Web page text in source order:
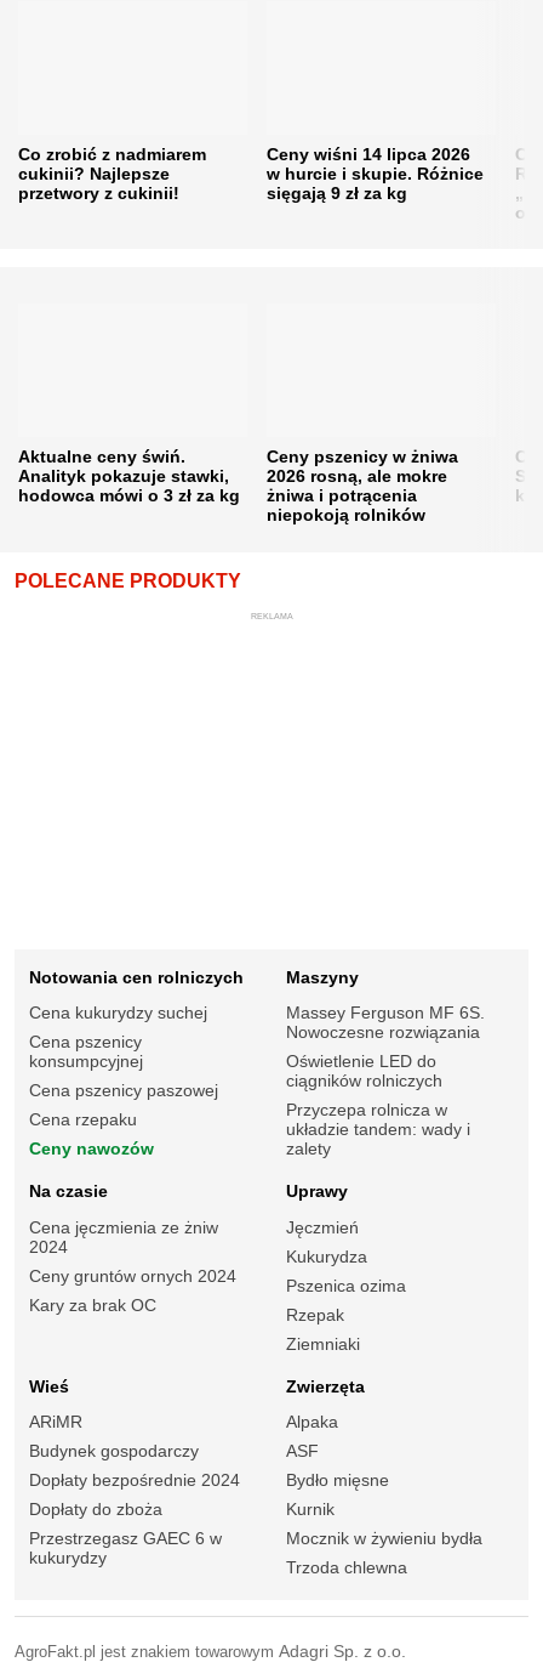
Co zrobić z nadmiarem
cukinii? Najlepsze
przetwory z cukinii!
Ceny wiśni 14 lipca 2026
w hurcie i skupie. Różnice
sięgają 9 zł za kg
Aktualne ceny świń.
Analityk pokazuje stawki,
hodowca mówi o 3 zł za kg
Ceny pszenicy w żniwa
2026 rosną, ale mokre
żniwa i potrącenia
niepokoją rolników
POLECANE PRODUKTY
REKLAMA
Notowania cen rolniczych
Cena kukurydzy suchej
Cena pszenicy
konsumpcyjnej
Cena pszenicy paszowej
Cena rzepaku
Ceny nawozów
Maszyny
Massey Ferguson MF 6S.
Nowoczesne rozwiązania
Oświetlenie LED do
ciągników rolniczych
Przyczepa rolnicza w
układzie tandem: wady i
zalety
Na czasie
Cena jęczmienia ze żniw
2024
Ceny gruntów ornych 2024
Kary za brak OC
Uprawy
Jęczmień
Kukurydza
Pszenica ozima
Rzepak
Ziemniaki
Wieś
ARiMR
Budynek gospodarczy
Dopłaty bezpośrednie 2024
Dopłaty do zboża
Przestrzegasz GAEC 6 w
kukurydzy
Zwierzęta
Alpaka
ASF
Bydło mięsne
Kurnik
Mocznik w żywieniu bydła
Trzoda chlewna
AgroFakt.pl jest znakiem towarowym Adagri Sp. z o.o.